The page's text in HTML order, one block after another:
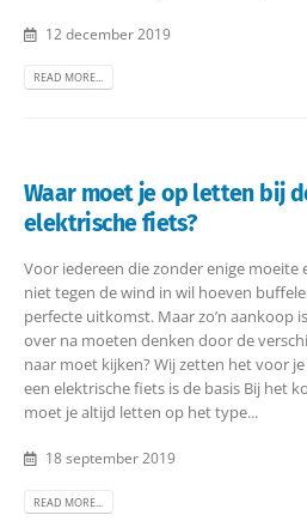
12 december 2019
READ MORE...
Waar moet je op letten bij
elektrische fiets?
Voor iedereen die zonder enige moeite
niet tegen de wind in wil hoeven
perfecte uitkomst. Maar zo’n aankoop
over na moeten denken door de
naar moet kijken? Wij zetten het voor
een elektrische fiets is de basis Bij het
moet je altijd letten op het type...
18 september 2019
READ MORE...